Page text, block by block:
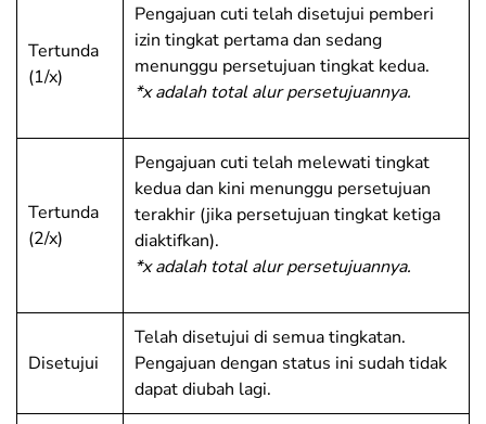
Tertunda
(1/x)
Pengajuan cuti telah disetujui pemberi
izin tingkat pertama dan sedang
menunggu persetujuan tingkat kedua.
*x adalah total alur persetujuannya.
Tertunda
(2/x)
Pengajuan cuti telah melewati tingkat
kedua dan kini menunggu persetujuan
terakhir (jika persetujuan tingkat ketiga
diaktifkan).
*x adalah total alur persetujuannya.
Disetujui
Telah disetujui di semua tingkatan.
Pengajuan dengan status ini sudah tidak
dapat diubah lagi.